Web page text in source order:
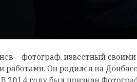
– фотограф, известный
Он родился на